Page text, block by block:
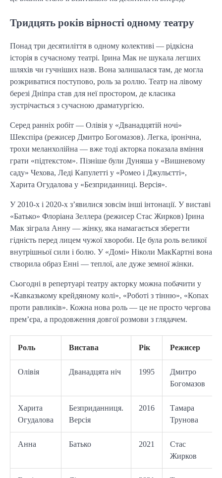
Тридцять років вірності одному театру
Понад три десятиліття в одному колективі — рідкісна
історія в сучасному театрі. Ірина Мак не шукала легших
шляхів чи гучніших назв. Вона залишалася там, де могла
розкриватися поступово, роль за роллю. Театр на лівому
березі Дніпра став для неї простором, де класика
зустрічається з сучасною драматургією.
Серед ранніх робіт — Олівія у «Дванадцятій ночі»
Шекспіра (режисер Дмитро Богомазов). Легка, іронічна,
трохи меланхолійна — вже тоді акторка показала вміння
грати «підтекстом». Пізніше були Дуняша у «Вишневому
саду» Чехова, Леді Капулетті у «Ромео і Джульєтті»,
Харита Огудалова у «Безприданниці. Версія».
У 2010-х і 2020-х з’явилися зовсім інші інтонації. У виставі
«Батько» Флоріана Зеллера (режисер Стас Жирков) Ірина
Мак зіграла Анну — жінку, яка намагається зберегти
гідність перед лицем чужої хвороби. Це була роль великої
внутрішньої сили і болю. У «Домі» Ніколи МакКартні вона
створила образ Енні — теплої, але дуже земної жінки.
Сьогодні в репертуарі театру акторку можна побачити у
«Кавказькому крейдяному колі», «Роботі з тінню», «Копах
проти равликів». Кожна нова роль — це не просто чергова
прем’єра, а продовження довгої розмови з глядачем.
Роль Вистава Рік Режисер
Олівія Дванадцята ніч 1995
Дмитро
Богомазов
Харита
Огудалова
Безприданниця.
Версія
2016
Тамара
Трунова
Анна Батько 2021
Стас
Жирков